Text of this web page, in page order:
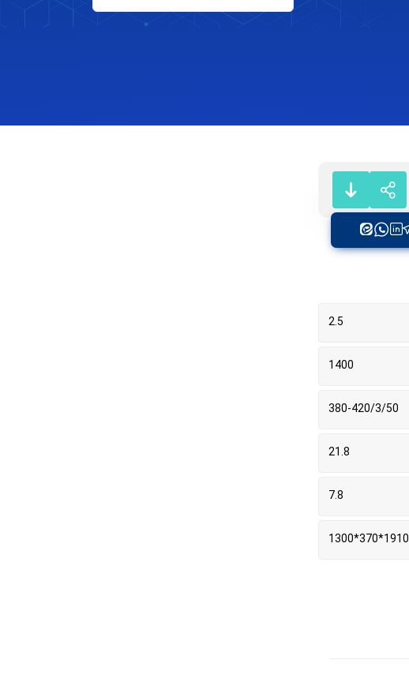
2.5
1400
380-420/3/50
21.8
7.8
1910*370*1300